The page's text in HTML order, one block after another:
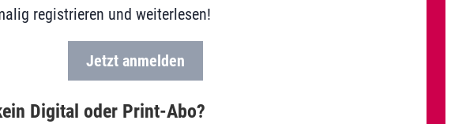
registrieren und weiterlesen!
Jetzt anmelden
Digital oder Print-Abo?